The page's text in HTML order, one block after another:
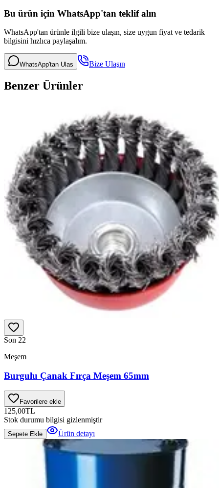
Bu ürün için WhatsApp'tan teklif alın
WhatsApp'tan ürünle ilgili bize ulaşın, size uygun fiyat ve tedarik
bilgisini hızlıca paylaşalım.
WhatsApp'tan Ulas Bize Ulaşın
Benzer Ürünler
Son 22
Meşem
Burgulu Çanak Fırça Meşem 65mm
Favorilere ekle
125,00TL
Stok durumu bilgisi gizlenmiştir
Sepete Ekle Ürün detayı